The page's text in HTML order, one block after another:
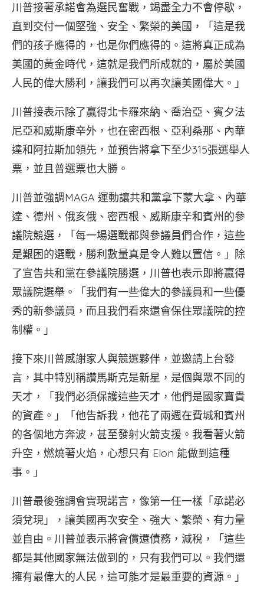
川普接著承諾會為選民奮戰，竭盡全力不會停歇，
直到交付一個堅強、安全、繁榮的美國，「這是我
們的孩子應得的，也是你們應得的。這將真正成為
美國的黃金時代，這就是我們所成就的，屬於美國
人民的偉大勝利，讓我們可以再次讓美國偉大。」
川普接表示除了贏得北卡羅來納、喬治亞、賓夕法
尼亞和威斯康辛外，也在密西根、亞利桑那、內華
達和阿拉斯加領先，並預告將拿下至少315張選舉人
票，並且普選票也大勝。
川普並強調MAGA 運動讓共和黨拿下蒙大拿、內華
達、德州、俄亥俄、密西根、威斯康辛和賓州的參
議院競選，「每一場選戰都與參議員們合作，這些
是艱困的選戰，勝利數量真是令人難以置信。」除
了宣告共和黨在參議院勝選，川普也表示即將贏得
眾議院選舉。「我們有一些偉大的參議員和一些優
秀的新參議員，而且我們看來還會保住眾議院的控
制權。」
接下來川普感謝家人與競選夥伴，並邀請上台發
言，其中特別稱讚馬斯克是新星，是個與眾不同的
天才，「我們必須保護這些天才，他們是國家寶貴
的資產。」「他告訴我，他花了兩週在費城和賓州
的各個地方奔波，甚至發射火箭支援。我看著火箭
升空，燃燒著火焰，心想只有 Elon 能做到這種
事。」
川普最後強調會實現諾言，像第一任一樣「承諾必
須兌現」，讓美國再次安全、強大、繁榮、有力量
並自由。川普並表示將會償還債務，減稅，「這些
都是其他國家無法做到的，只有我們可以。我們還
擁有最偉大的人民，這可能才是最重要的資源。」